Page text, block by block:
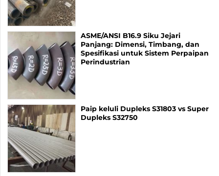
ASME/ANSI B16.9 Siku Jejari
Panjang: Dimensi, Timbang, dan
Spesifikasi untuk Sistem Perpaipan
Perindustrian
Paip keluli Dupleks S31803 vs Super
Dupleks S32750